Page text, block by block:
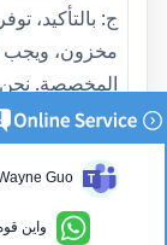
مخزون، ويجب
المخصصة.
الجودة لدينا.
س2: ما هي طرق الدفع التي تقبلونها؟
Guo
واين